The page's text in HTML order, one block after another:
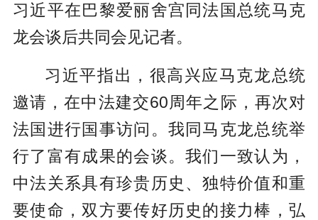
习近平在巴黎爱丽舍宫同法国总统马克
龙会谈后共同会见记者。
习近平指出，很高兴应马克龙总统
邀请，在中法建交60周年之际，再次对
法国进行国事访问。我同马克龙总统举
行了富有成果的会谈。我们一致认为，
中法关系具有珍贵历史、独特价值和重
要使命，双方要传好历史的接力棒，弘